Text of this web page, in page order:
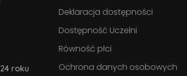
roku
Deklaracja dostępności
Dostępność Uczelni
Równość płci
Ochrona danych osobowych